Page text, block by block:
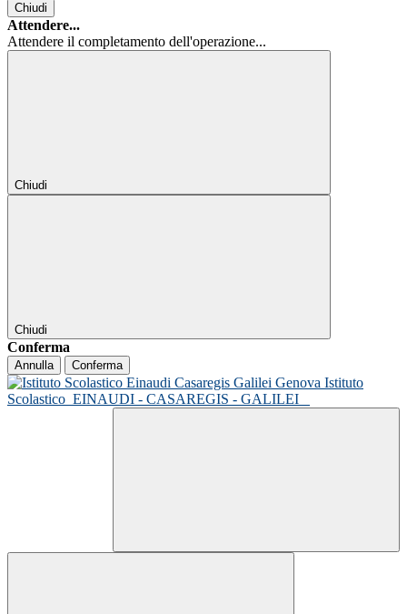
Chiudi
Attendere...
Attendere il completamento dell'operazione...
Chiudi
Chiudi
Conferma
Annulla Conferma
Istituto
Scolastico EINAUDI - CASAREGIS - GALILEI